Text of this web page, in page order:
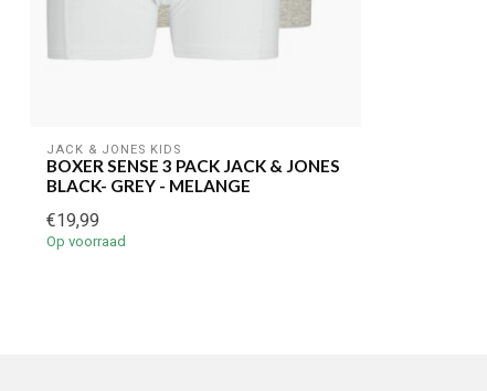
JACK & JONES KIDS
BOXER SENSE 3 PACK JACK & JONES
BLACK- GREY - MELANGE
€19,99
Op voorraad